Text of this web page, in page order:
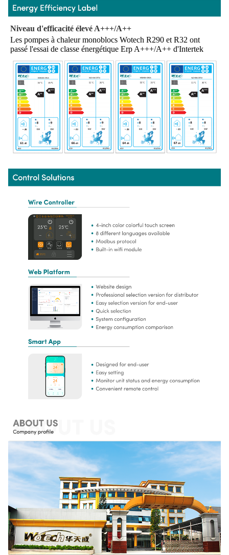
Niveau d'efficacité élevé A+++/A++
Les pompes à chaleur monoblocs Wotech R290 et R32 ont
passé l'essai de classe énergétique Erp A+++/A++ d'Intertek